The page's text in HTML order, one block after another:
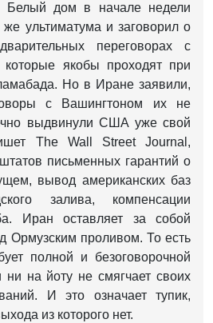
Белый дом в начале недели
же ультиматума и заговорил о
переговорах с
которые якобы проходят при
Но в Иране заявили,
с Вашингтоном их не
выдвинули США уже свой
The Wall Street Journal,
письменных гарантий о
вывод американских баз
залива, компенсации
Иран оставляет за собой
Ормузским проливом. То есть
полной и безоговорочной
на йоту не смягчает своих
И это означает тупик,
из которого нет.